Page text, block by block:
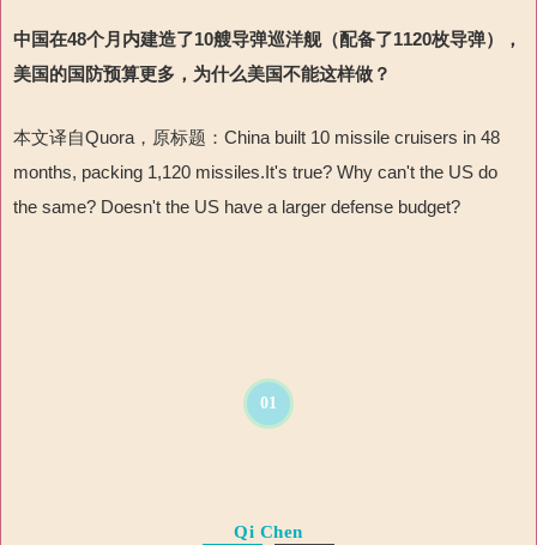
中国在48个月内建造了10艘导弹巡洋舰（配备了1120枚导弹），
美国的国防预算更多，为什么美国不能这样做？
本文译自Quora，原标题：China built 10 missile cruisers in 48
months, packing 1,120 missiles.It's true? Why can't the US do
the same? Doesn't the US have a larger defense budget?
01
Qi Chen